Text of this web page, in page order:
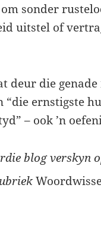
sonder
uitstel of
deur die genade
“die ernstigste
– ook ’n
blog verskyn